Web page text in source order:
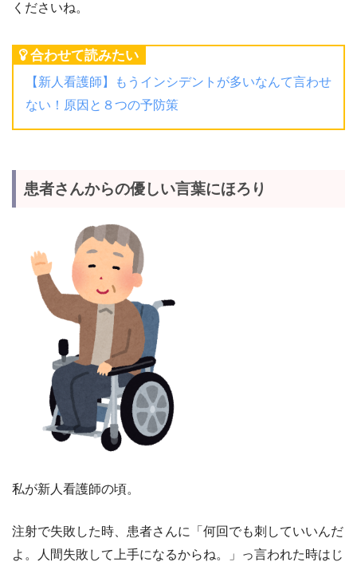
くださいね。
合わせて読みたい
【新人看護師】もうインシデントが多いなんて言わせ
ない！原因と８つの予防策
患者さんからの優しい言葉にほろり
私が新人看護師の頃。
注射で失敗した時、患者さんに「何回でも刺していいんだ
よ。人間失敗して上手になるからね。」っ言われた時はじ